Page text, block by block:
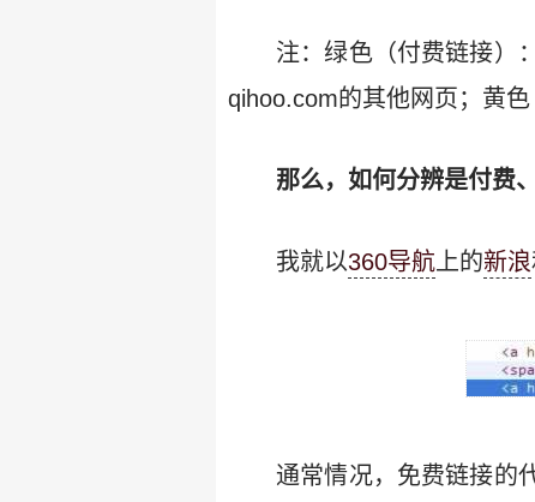
注：绿色（付费链接）
qihoo.com的其他网页；黄
那么，如何分辨是付费
我就以360导航 上的新浪
通常情况，免费链接的